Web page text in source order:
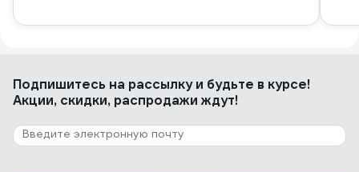
Подпишитесь на рассылкуи будьте в курсе!
Акции, скидки, распродажи ждут!